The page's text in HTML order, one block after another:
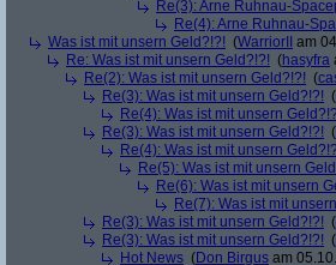
Re(3): Arne Ruhnau-
Re(4): Arne Ruhnau-
Was ist mit unsern Geld?!?! (WarriorII
am
Re: Was ist mit unsern Geld?!?! (hasyfra
Re(2): Was ist mit unsern Geld?!?! (
Re(3): Was ist mit unsern Geld?!?! (
Re(4): Was ist mit unsern
Re(3): Was ist mit unsern Geld?!?! (
Re(4): Was ist mit unsern
Re(5): Was ist mit unsern
Re(6): Was ist mit unsern
Re(7): Was ist mit
Re(3): Was ist mit unsern Geld?!?! (
Re(3): Was ist mit unsern Geld?!?! (
Hot News (Don Birgus am